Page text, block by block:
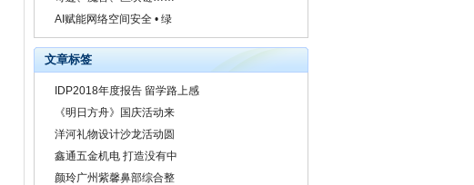
AI赋能网络空间安全 • 绿
文章标签
IDP2018年度报告 留学路上感
《明日方舟》国庆活动来
洋河礼物设计沙龙活动圆
鑫通五金机电 打造没有中
颜玲广州紫馨鼻部综合整